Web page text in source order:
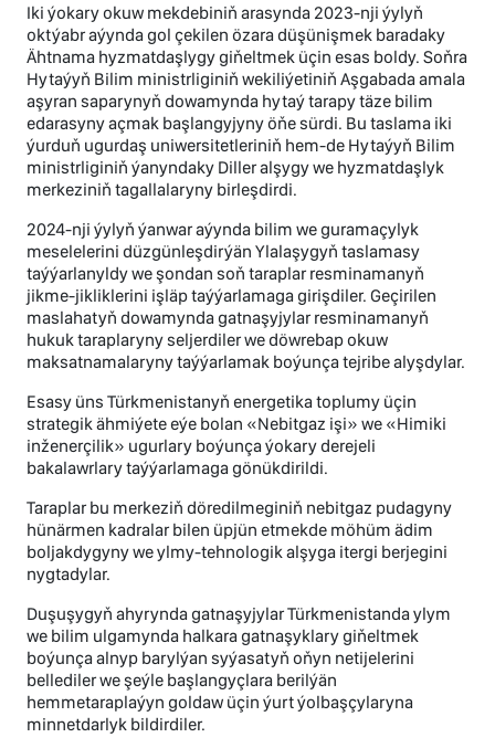
Iki ýokary okuw mekdebiniň arasynda 2023-nji ýylyň
oktýabr aýynda gol çekilen özara düşünişmek baradaky
Ähtnama hyzmatdaşlygy giňeltmek üçin esas boldy. Soňra
Hytaýyň Bilim ministrliginiň wekiliýetiniň Aşgabada amala
aşyran saparynyň dowamynda hytaý tarapy täze bilim
edarasyny açmak başlangyjyny öňe sürdi. Bu taslama iki
ýurduň ugurdaş uniwersitetleriniň hem-de Hytaýyň Bilim
ministrliginiň ýanyndaky Diller alşygy we hyzmatdaşlyk
merkeziniň tagallalaryny birleşdirdi.
2024-nji ýylyň ýanwar aýynda bilim we guramaçylyk
meselelerini düzgünleşdirýän Ylalaşygyň taslamasy
taýýarlanyldy we şondan soň taraplar resminamanyň
jikme-jikliklerini işläp taýýarlamaga girişdiler. Geçirilen
maslahatyň dowamynda gatnaşyjylar resminamanyň
hukuk taraplaryny seljerdiler we döwrebap okuw
maksatnamalaryny taýýarlamak boýunça tejribe alyşdylar.
Esasy üns Türkmenistanyň energetika toplumy üçin
strategik ähmiýete eýe bolan «Nebitgaz işi» we «Himiki
inženerçilik» ugurlary boýunça ýokary derejeli
bakalawrlary taýýarlamaga gönükdirildi.
Taraplar bu merkeziň döredilmeginiň nebitgaz pudagyny
hünärmen kadralar bilen üpjün etmekde möhüm ädim
boljakdygyny we ylmy-tehnologik alşyga itergi berjegini
nygtadylar.
Duşuşygyň ahyrynda gatnaşyjylar Türkmenistanda ylym
we bilim ulgamynda halkara gatnaşyklary giňeltmek
boýunça alnyp barylýan syýasatyň oňyn netijelerini
bellediler we şeýle başlangyçlara berilýän
hemmetaraplaýyn goldaw üçin ýurt ýolbaşçylaryna
minnetdarlyk bildirdiler.